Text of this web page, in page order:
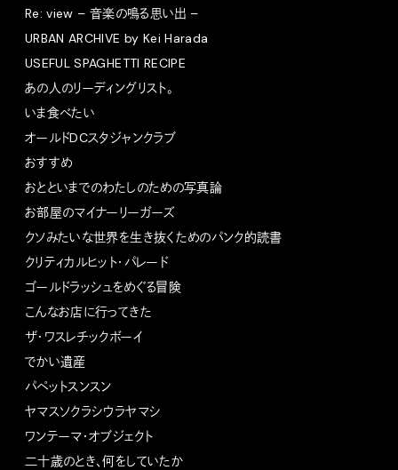
Re: view – 音楽の鳴る思い出 –
URBAN ARCHIVE by Kei Harada
USEFUL SPAGHETTI RECIPE
あの人のリーディングリスト。
いま食べたい
オールドDCスタジャンクラブ
おすすめ
おとといまでのわたしのための写真論
お部屋のマイナーリーガーズ
クソみたいな世界を生き抜くためのパンク的読書
クリティカルヒット・パレード
ゴールドラッシュをめぐる冒険
こんなお店に行ってきた
ザ・ワスレチックボーイ
でかい遺産
パペットスンスン
ヤマスソクラシウラヤマシ
ワンテーマ・オブジェクト
二十歳のとき、何をしていたか